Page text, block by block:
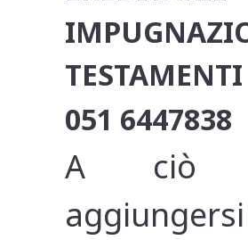
TESTAMENTI
051 6447838
A ciò